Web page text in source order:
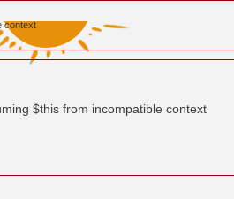
context
$this from incompatible context